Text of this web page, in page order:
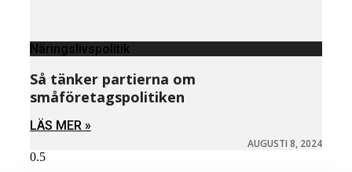
Näringslivspolitik
Så tänker partierna om
småföretagspolitiken
LÄS MER »
AUGUSTI 8, 2024